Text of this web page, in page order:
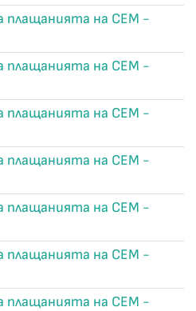
плащанията на СЕМ -
плащанията на СЕМ -
плащанията на СЕМ -
плащанията на СЕМ -
плащанията на СЕМ -
плащанията на СЕМ -
плащанията на СЕМ -